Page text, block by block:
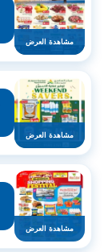
مشاهدة العرض
مشاهدة العرض
مشاهدة العرض